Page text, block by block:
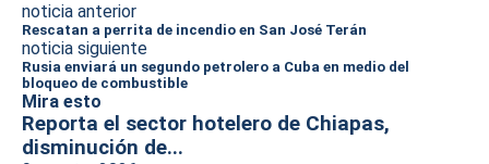
noticia anterior
Rescatan a perrita de incendio en San José Terán
noticia siguiente
Rusia enviará un segundo petrolero a Cuba en medio del
bloqueo de combustible
Mira esto
Reporta el sector hotelero de Chiapas,
disminución de...